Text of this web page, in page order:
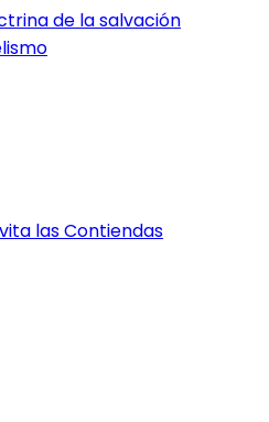
de la salvación
las Contiendas